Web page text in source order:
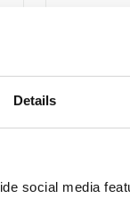
Details
social media